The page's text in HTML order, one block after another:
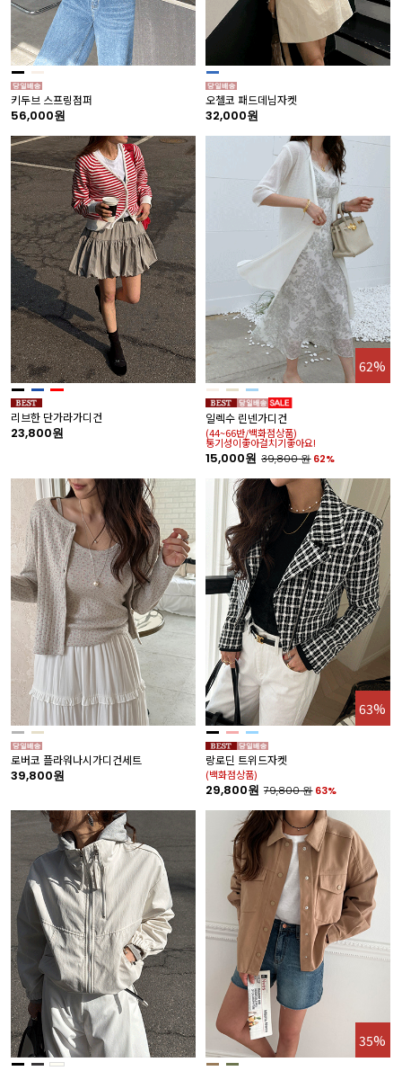
키두브 스프링점퍼
56,000원
오첼코 패드데님자켓
32,000원
리브한 단가라가디건
23,800원
62%
일렉수 린넨가디건
(44~66반/백화점상품)
통기성이좋아걸치기좋아요!
15,000원 39,800원 62%
로버코 플라워나시가디건세트
39,800원
63%
랑로딘 트위드자켓
(백화점상품)
29,800원 79,800원 63%
35%